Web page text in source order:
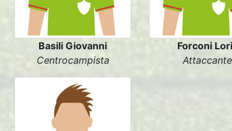
Basili Giovanni
Centrocampista
Forconi
Attaccante